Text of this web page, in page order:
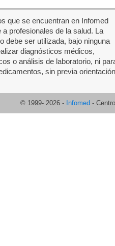
que se encuentran en Infomed
profesionales de la salud. La
debe ser utilizada, bajo ninguna
diagnósticos médicos,
o análisis de laboratorio, ni
sin previa orientación
© 1999- 2026 - Infomed -